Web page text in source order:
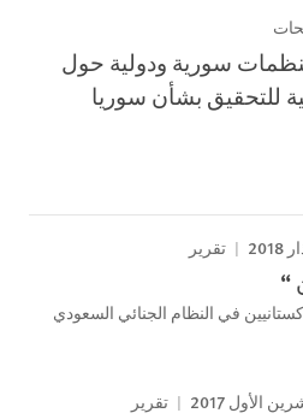
سورية ودولية حول
للتحقيق بشأن سوريا
تقرير
“
في النظام الجنائي السعودي
تقرير